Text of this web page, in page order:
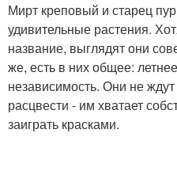
Мирт креповый и старец
удивительные растения.
название, выглядят они
же, есть в них общее:
независимость. Они не
расцвести - им хватает
заиграть красками.